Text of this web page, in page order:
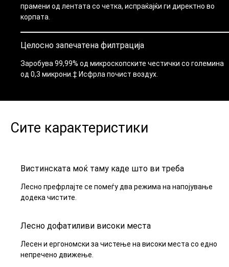
прамени од лентата со четка, испраќајќи ги директно во
корпата.
Целосно запечатена филтрација
Заробува 99,99% од микроскопските честички со големина
од 0,3 микрони.‡ Исфрла почист воздух.
Сите карактеристики
Вистинската моќ таму каде што ви треба
Лесно префрлајте се помеѓу два режима на напојување
додека чистите.
Лесно дофатиливи високи места
Лесен и ергономски за чистење на високи места со едно
непречено движење.